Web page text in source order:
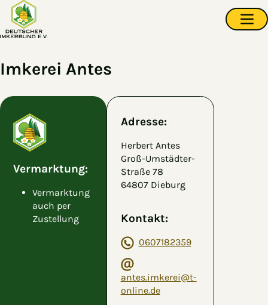
Zum Hauptinhalt springen
Imkerei Antes
Vermarktung:
Vermarktung
auch per
Zustellung
Adresse:
Herbert Antes
Groß-Umstädter-
Straße 78
64807 Dieburg
Kontakt:
0607182359
antes.imkerei@t-
online.de